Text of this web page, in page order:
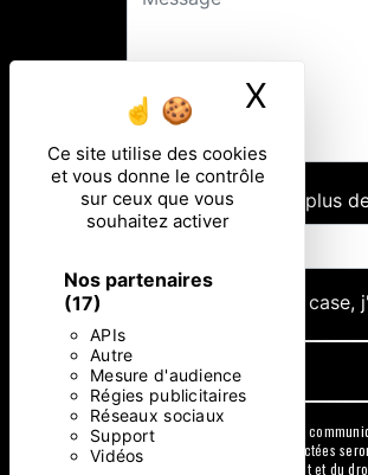
Ce site utilise des cookies
et vous donne le contrôle
sur ceux que vous
souhaitez activer
Nos partenaires
(17)
APIs
Autre
Mesure d'audience
Régies publicitaires
Réseaux sociaux
Support
Vidéos
X
Combien font deux plus
En cochant cette
** Les données personnelles
message. Les données collectées
consentement à tout moment et du